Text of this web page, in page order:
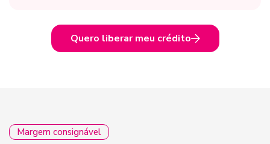
Quero liberar meu crédito
Margem consignável